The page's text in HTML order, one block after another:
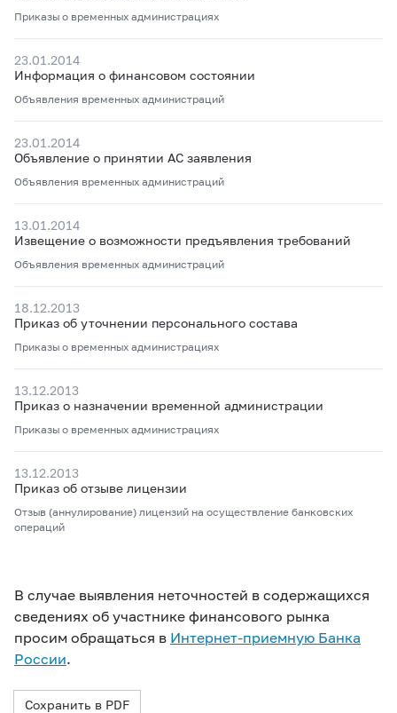
Приказы о временных администрациях
23.01.2014
Информация о финансовом состоянии
Объявления временных администраций
23.01.2014
Объявление о принятии АС заявления
Объявления временных администраций
13.01.2014
Извещение о возможности предъявления требований
Объявления временных администраций
18.12.2013
Приказ об уточнении персонального состава
Приказы о временных администрациях
13.12.2013
Приказ о назначении временной администрации
Приказы о временных администрациях
13.12.2013
Приказ об отзыве лицензии
Отзыв (аннулирование) лицензий на осуществление банковских
операций
В случае выявления неточностей в содержащихся
сведениях об участнике финансового рынка
просим обращаться в Интернет-приемную Банка
России.
Сохранить в PDF